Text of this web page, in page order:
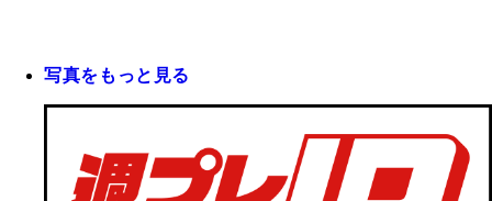
写真をもっと見る